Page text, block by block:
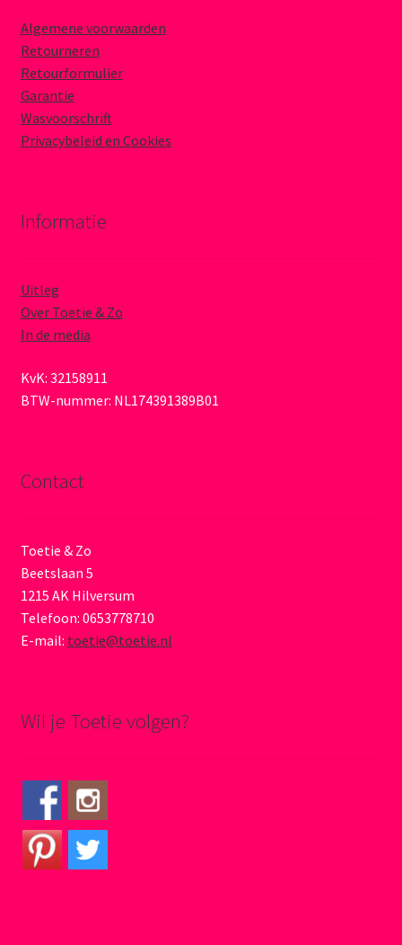
Algemene voorwaarden
Retourneren
Retourformulier
Garantie
Wasvoorschrift
Privacybeleid en Cookies
Informatie
Uitleg
Over Toetie & Zo
In de media
KvK: 32158911
BTW-nummer: NL174391389B01
Contact
Toetie & Zo
Beetslaan 5
1215 AK Hilversum
Telefoon: 0653778710
E-mail: toetie@toetie.nl
Wil je Toetie volgen?